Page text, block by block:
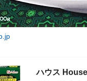
ハウス